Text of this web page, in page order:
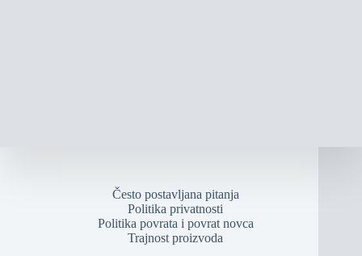
Često postavljana pitanja
Politika privatnosti
Politika povrata i povrat novca
Trajnost proizvoda